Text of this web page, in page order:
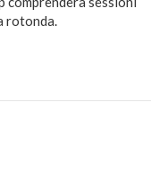
rotonda.